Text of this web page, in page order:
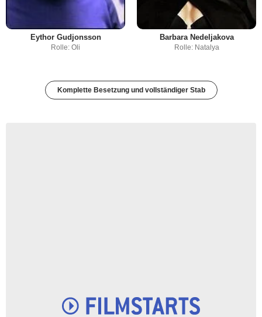
Eythor Gudjonsson
Rolle: Oli
Barbara Nedeljakova
Rolle: Natalya
Komplette Besetzung und vollständiger Stab